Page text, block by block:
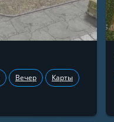
Вечер Карты